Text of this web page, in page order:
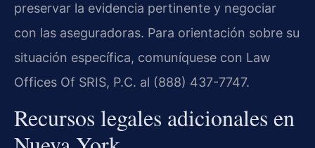
preservar la evidencia pertinente y negociar
con las aseguradoras. Para orientación sobre su
situación específica, comuníquese con Law
Offices Of SRIS, P.C. al (888) 437-7747.
Recursos legales adicionales en